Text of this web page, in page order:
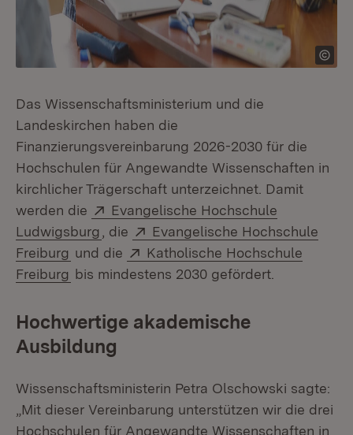
Das Wissenschaftsministerium und die
Landeskirchen haben die
Finanzierungsvereinbarung 2026-2030 für die
Hochschulen für Angewandte Wissenschaften in
kirchlicher Trägerschaft unterzeichnet. Damit
werden die
Extern:
Evangelische Hochschule
Ludwigsburg (Öffnet in neuem Fenster)
, die Extern:
Evangelische Hochschule
Freiburg (Öffnet in neuem Fenster)
und die Extern:
Katholische Hochschule
Freiburg (Öffnet in neuem Fenster)
bis mindestens 2030 gefördert.
Hochwertige akademische
Ausbildung
Wissenschaftsministerin Petra Olschowski sagte:
„Mit dieser Vereinbarung unterstützen wir die drei
Hochschulen für Angewandte Wissenschaften in